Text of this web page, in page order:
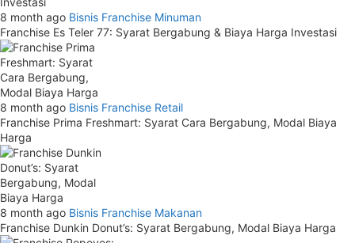
8 month ago Bisnis Franchise Minuman
Franchise Es Teler 77: Syarat Bergabung & Biaya Harga Investasi
8 month ago Bisnis Franchise Retail
Franchise Prima Freshmart: Syarat Cara Bergabung, Modal Biaya
Harga
8 month ago Bisnis Franchise Makanan
Franchise Dunkin Donut’s: Syarat Bergabung, Modal Biaya Harga